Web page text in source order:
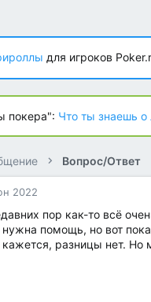
для игроков
покера": Что ты знаешь о
Вопрос/Ответ
2022
пор как-то всё
помощь, но вот
разницы нет. Но